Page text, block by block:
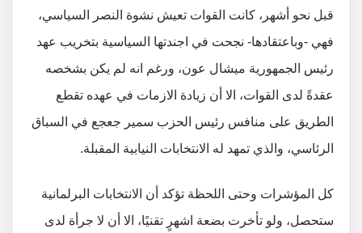
قبل نحو أشهر، كانت القوات تعيش نشوة النصر السياسي،
فهي -وباعتقادها- نجحت في اجندتها السياسية بتخريب عهد
رئيس الجمهورية ميشال عون، ورغم انه لم يكن بشخصه
عقدةً لدى القوات، الا أن زيادة الازمات في عهده تقطع
الطريق على منافس رئيس الحزب سمير جعجع في السباق
الرئاسي، والذي تمهد له الانتخابات النيابية المقبلة.
كل المؤشرات وحتى اللحظة تؤكد أن الانتخابات البرلمانية
ستحصل، ولو تأخرت بضعة اشهرٍ تقنيًا، الا أن لا جرأة لدى